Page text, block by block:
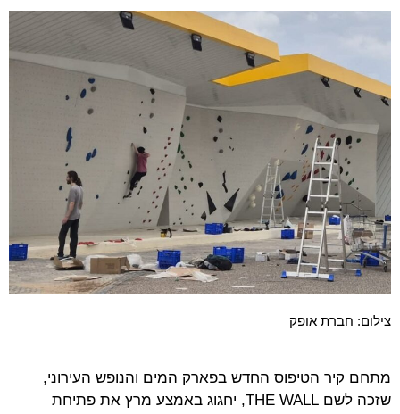
צילום: חברת אופק
מתחם קיר הטיפוס החדש בפארק המים והנופש העירוני,
שזכה לשם THE WALL, יחגוג באמצע מרץ את פתיחת